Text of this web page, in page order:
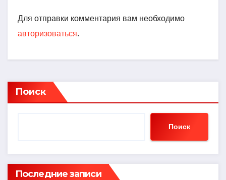
Для отправки комментария вам необходимо
авторизоваться.
Поиск
Поиск
Последние записи